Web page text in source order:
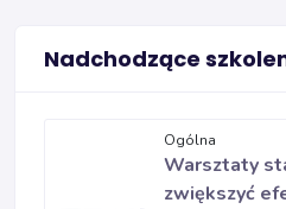
Nadchodzące
Ogólna
Warsztaty
zwiększyć